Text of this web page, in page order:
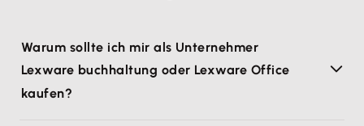
Warum sollte ich mir als Unternehmer
Lexware buchhaltung oder Lexware Office
kaufen?